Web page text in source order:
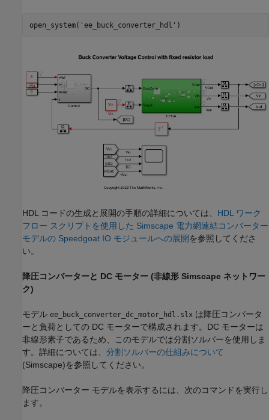
open_system( 'ee_buck_converter_hdl'
HDL コードの生成と展開の手順の詳細については、 HDL ワーク
フロー スクリプトを使用した Simscape 電力網連結コンバーター
モデルの Speedgoat IO モジュールへの展開 を参照してくださ
い。
降圧コンバーターと DC モーター (非線形 Simscape ネットワー
ク)
モデル ee_buck_converter_dc_motor_hdl.slx は降圧コンバータ
ーと負荷としての DC モーターで構成されます。DC モーターは
非線形素子であるため、このモデルでは分割ソルバーを使用しま
す。詳細については、 分割ソルバーの仕組みについて
(Simscape)を参照してください。
降圧コンバーター モデルを表示するには、次のコマンドを実行し
ます。